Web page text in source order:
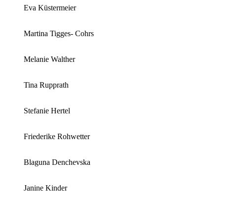
Eva Küstermeier
Martina Tigges- Cohrs
Melanie Walther
Tina Rupprath
Stefanie Hertel
Friederike Rohwetter
Blaguna Denchevska
Janine Kinder